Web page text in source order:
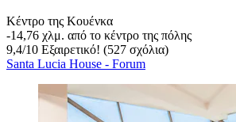
Κέντρο της Κουένκα
‐14,76 χλμ. από το κέντρο της πόλης
9,4/10 Εξαιρετικό! (527 σχόλια)
Santa Lucia House - Forum